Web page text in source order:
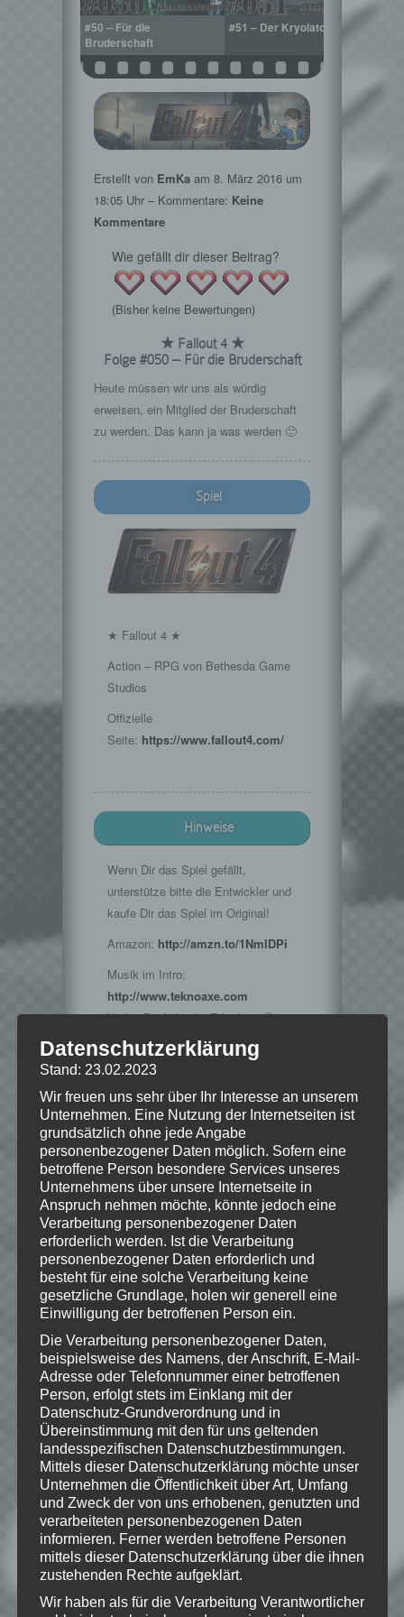
#50 – Für die
Bruderschaft
#51 – Der Kryolator
Erstellt von EmKa am 8. März 2016 um
18:05 Uhr – Kommentare: Keine
Kommentare
Wie gefällt dir dieser Beitrag?
(Bisher keine Bewertungen)
★ Fallout 4 ★
Folge #050 – Für die Bruderschaft
Heute müssen wir uns als würdig
erweisen, ein Mitglied der Bruderschaft
zu werden. Das kann ja was werden 🙂
Spiel
★ Fallout 4 ★
Action – RPG von Bethesda Game
Studios
Offizielle
Seite: https://www.fallout4.com/
Hinweise
Wenn Dir das Spiel gefällt,
unterstütze bitte die Entwickler und
kaufe Dir das Spiel im Original!
Amazon: http://amzn.to/1NmIDPi
Musik im Intro:
http://www.teknoaxe.com
Vielen Dank für die Erlaubnis 🙂
© 2015 Bethesda Softworks LLC, ein
ZeniMax-Media-Unternehmen. Bethesda,
Bethesda Softworks, Bethesda Game
Studios, ZeniMax und die dazugehörigen
Logos sind Marken oder eingetragene
Marken von ZeniMax Media Inc. in den
USA und/oder anderen Ländern. Alle
übrigen Marken und Handelsnamen sind
Eigentum ihrer jeweiligen Rechteinhaber.
Alle Rechte vorbehalten.
Wie gefällt dir dieser Beitrag?
Klicke hier und lasse
eine Bewertung da!
Schreibe einen Kommentar
Deine E-Mail-Adresse wird nicht
veröffentlicht. Erforderliche Felder
sind mit*markiert
Kommentar *
Datenschutzerklärung
Stand: 23.02.2023
Wir freuen uns sehr über Ihr Interesse an unserem
Unternehmen. Eine Nutzung der Internetseiten ist
grundsätzlich ohne jede Angabe
personenbezogener Daten möglich. Sofern eine
betroffene Person besondere Services unseres
Unternehmens über unsere Internetseite in
Anspruch nehmen möchte, könnte jedoch eine
Verarbeitung personenbezogener Daten
erforderlich werden. Ist die Verarbeitung
personenbezogener Daten erforderlich und
besteht für eine solche Verarbeitung keine
gesetzliche Grundlage, holen wir generell eine
Einwilligung der betroffenen Person ein.
Die Verarbeitung personenbezogener Daten,
beispielsweise des Namens, der Anschrift, E-Mail-
Adresse oder Telefonnummer einer betroffenen
Person, erfolgt stets im Einklang mit der
Datenschutz-Grundverordnung und in
Übereinstimmung mit den für uns geltenden
landesspezifischen Datenschutzbestimmungen.
Mittels dieser Datenschutzerklärung möchte unser
Unternehmen die Öffentlichkeit über Art, Umfang
und Zweck der von uns erhobenen, genutzten und
verarbeiteten personenbezogenen Daten
informieren. Ferner werden betroffene Personen
mittels dieser Datenschutzerklärung über die ihnen
zustehenden Rechte aufgeklärt.
Wir haben als für die Verarbeitung Verantwortlicher